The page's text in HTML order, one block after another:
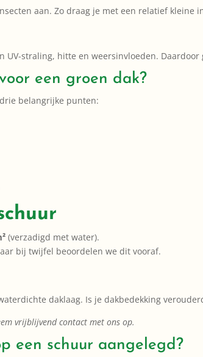
aan. Zo draag je met een relatief kleine
UV-straling, hitte en weersinvloeden.
een groen dak?
belangrijke punten:
(verzadigd met water).
bij twijfel beoordelen we dit vooraf.
daklaag. Is je dakbedekking
vrijblijvend contact met ons op.
een schuur aangelegd?